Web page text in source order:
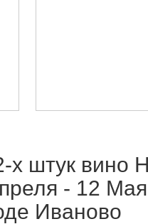
х штук
- 12
Иваново